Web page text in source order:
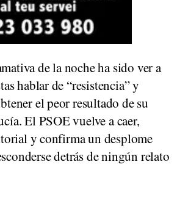
de la noche ha sido ver a
hablar de “resistencia” y
el peor resultado de su
El PSOE vuelve a caer,
y confirma un desplome
detrás de ningún relato